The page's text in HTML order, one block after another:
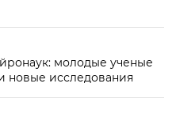
молодые ученые
новые исследования